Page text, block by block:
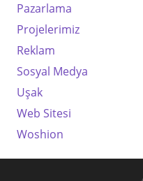
Pazarlama
Projelerimiz
Reklam
Sosyal Medya
Uşak
Web Sitesi
Woshion